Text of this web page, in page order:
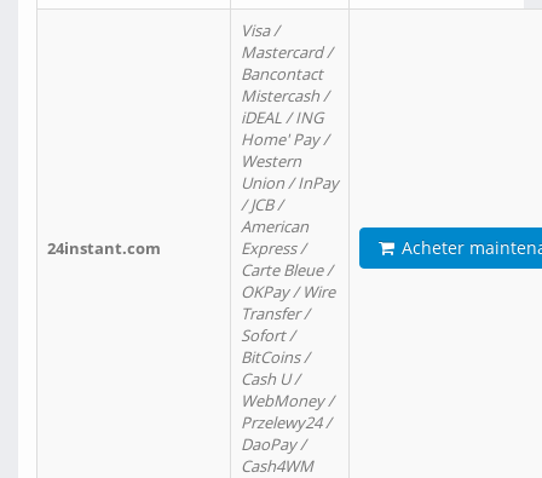
24instant.com
Visa /
Mastercard /
Bancontact
Mistercash /
iDEAL / ING
Home' Pay /
Western
Union / InPay
/ JCB /
American
Express /
Carte Bleue /
OKPay / Wire
Transfer /
Sofort /
BitCoins /
Cash U /
WebMoney /
Przelewy24 /
DaoPay /
Cash4WM
Acheter